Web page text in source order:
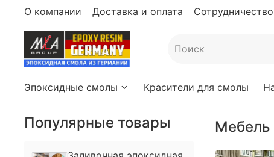
О компании Доставка и оплата
Эпоксидные смолы Красители для смолы
Популярные товары